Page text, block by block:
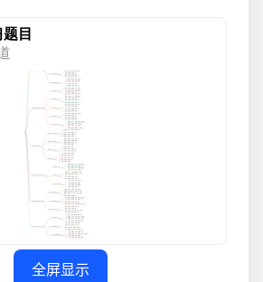
全屏显示